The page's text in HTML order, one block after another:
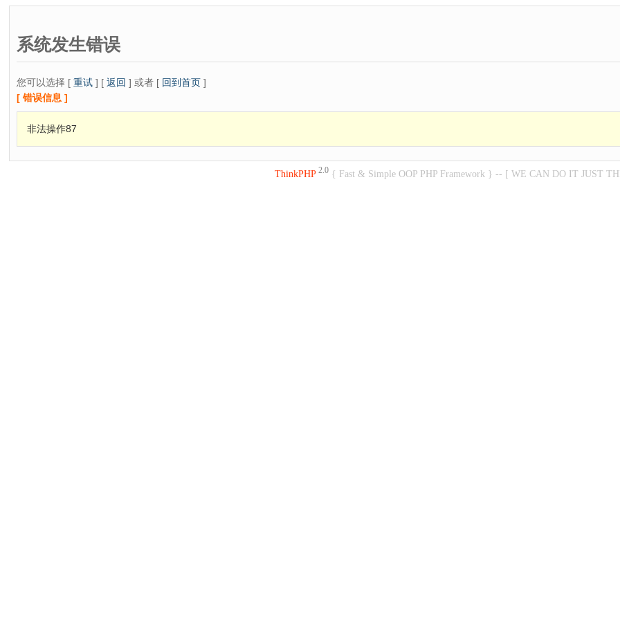
系统发生错误
您可以选择 [ 重试 ] [ 返回 ] 或者 [ 回到首页 ]
[ 错误信息 ]
非法操作87
ThinkPHP 2.0 { Fast & Simple OOP PHP Framework } -- [ WE CAN DO IT JUST